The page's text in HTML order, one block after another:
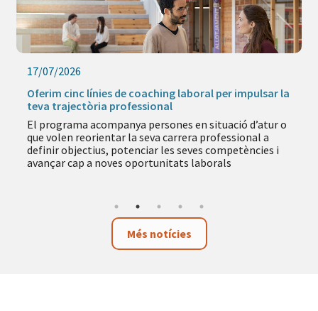
17/07/2026
Oferim cinc línies de coaching laboral per impulsar la
teva trajectòria professional
El programa acompanya persones en situació d’atur o
que volen reorientar la seva carrera professional a
definir objectius, potenciar les seves competències i
avançar cap a noves oportunitats laborals
Més notícies